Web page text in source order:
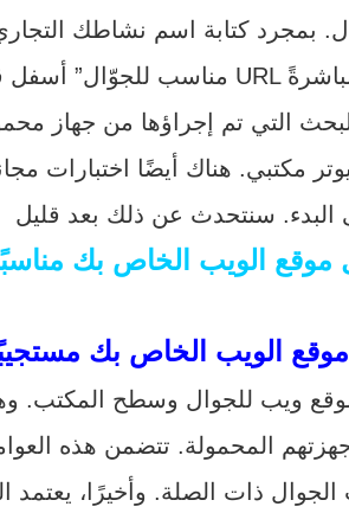
بمجرد كتابة اسم نشاطك
التي تم إجراؤها من جهاز
مكتبي. هناك أيضًا اختبارات
الويب الخاص بك
الويب الخاص بك
ويب للجوال وسطح المكتب.
المحمولة. تتضمن هذه
ذات الصلة. وأخيرًا، يعتمد